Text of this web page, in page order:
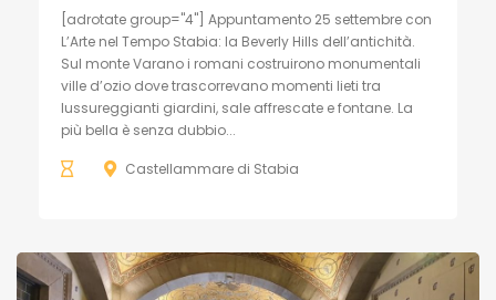
[adrotate group="4"] Appuntamento 25 settembre con
L’Arte nel Tempo Stabia: la Beverly Hills dell’antichità.
Sul monte Varano i romani costruirono monumentali
ville d’ozio dove trascorrevano momenti lieti tra
lussureggianti giardini, sale affrescate e fontane. La
più bella è senza dubbio...
Castellammare di Stabia